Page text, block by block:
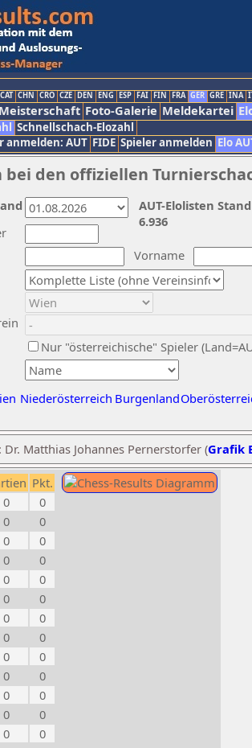
CAT CHN CRO CZE DEN ENG ESP FAI FIN FRA GER GRE INA
Meisterschaft Foto-Galerie Meldekartei
Schnellschach-Elozahl
anmelden: AUT FIDE Spieler anmelden Elo
den offiziellen
Vorname
Nur "österreichische" Spieler
Niederösterreich Burgenland
AUT-Elolisten
6.936
Dr. Matthias Johannes Pernerstorfer (Grafik
Pkt.
0
0
0
0
0
0
0
0
0
0
0
0
0
0
0
0
0
0
0
0
0
0
0
0
0
0